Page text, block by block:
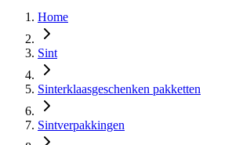
Home
Sint
Sinterklaasgeschenken pakketten
Sintverpakkingen